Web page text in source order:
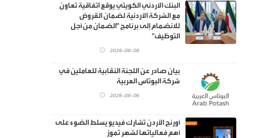
البنك الأردني الكويتي يوقع اتفاقية تعاون
مع الشركة الأردنية لضمان القروض
للانضمام إلى برنامج "الضمان من أجل
التوظيف"
2026-08-06
بيان صادر عن اللجنة النقابية للعاملين في
شركة البوتاس العربية
2026-08-06
أورنج الأردن تشارك فيديو يسلط الضوء على
أهم فعالياتها لشهر تموز